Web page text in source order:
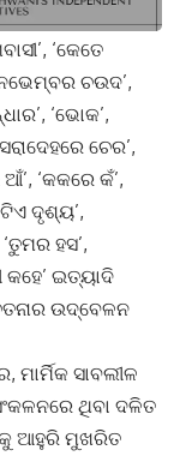
‘କେତେ
ଚଉଦ’,
‘ଭୋକ’,
ଚେର’,
‘କକରେ କଁ’,
ଦୃଶ୍ୟ’,
ହସ’,
କହେ’ ଇତ୍ୟାଦି
ଉଦ୍‌ବେଳନ
ସାବଲୀଳ
ଥିବା ଦଳିତ
ଆହୁରି ମୁଖରିତ